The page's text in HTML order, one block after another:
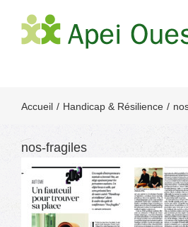
contenu
Accueil Handicap & Résilience
nos-fragiles